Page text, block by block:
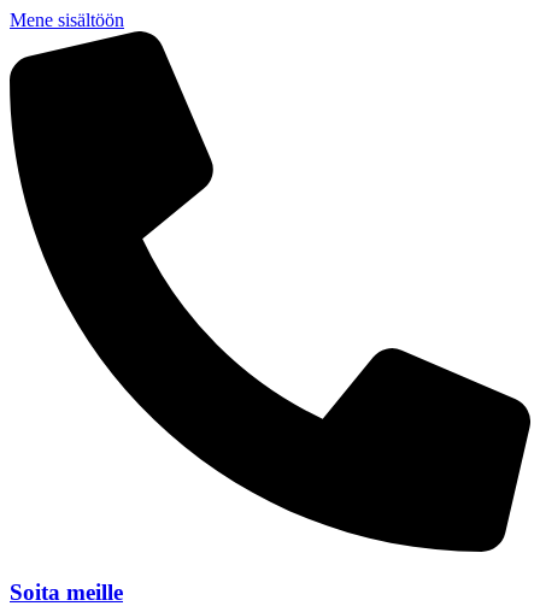
Mene sisältöön
Soita meille